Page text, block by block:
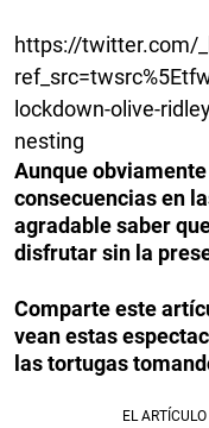
https://twitter.com/
lockdown-olive-
nesting
Aunque
consecuencias en
agradable saber
disfrutar sin la
Comparte este
vean estas
las tortugas